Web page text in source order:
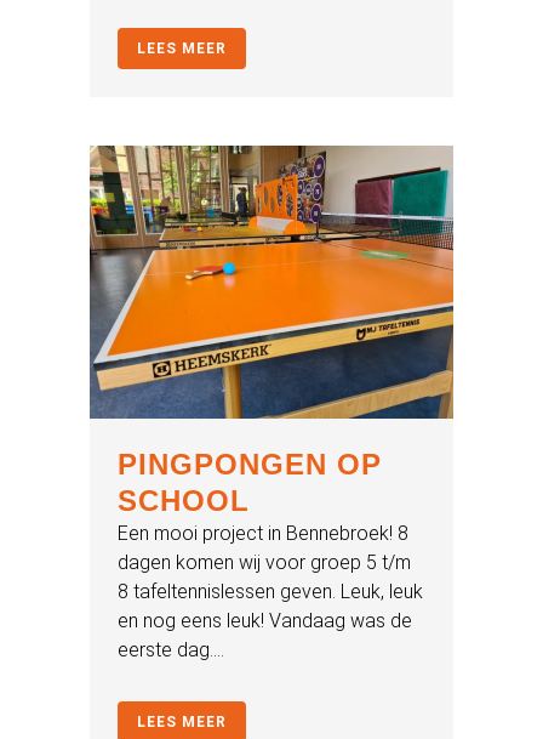
LEES MEER
PINGPONGEN OP
SCHOOL
Een mooi project in Bennebroek! 8
dagen komen wij voor groep 5 t/m
8 tafeltennislessen geven. Leuk, leuk
en nog eens leuk! Vandaag was de
eerste dag....
LEES MEER